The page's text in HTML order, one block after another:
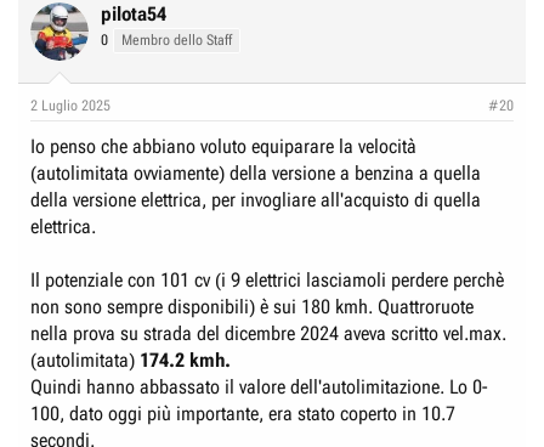
pilota54
0 Membro dello Staff
2 Luglio 2025 #20
Io penso che abbiano voluto equiparare la velocità
(autolimitata ovviamente) della versione a benzina a quella
della versione elettrica, per invogliare all'acquisto di quella
elettrica.
Il potenziale con 101 cv (i 9 elettrici lasciamoli perdere perchè
non sono sempre disponibili) è sui 180 kmh. Quattroruote
nella prova su strada del dicembre 2024 aveva scritto vel.max.
(autolimitata) 174.2 kmh.
Quindi hanno abbassato il valore dell'autolimitazione. Lo 0-
100, dato oggi più importante, era stato coperto in 10.7
secondi.